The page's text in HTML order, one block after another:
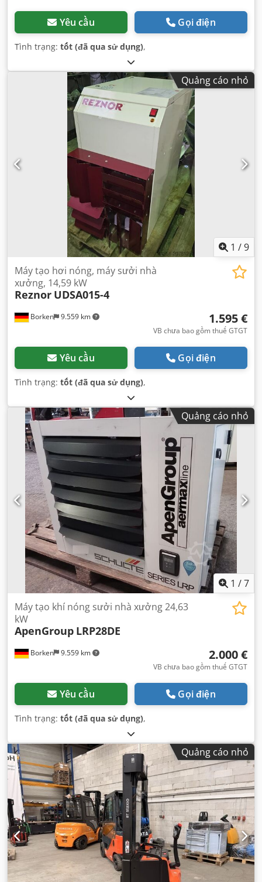
Yêu cầu Gọi điện
Tình trạng: tốt (đã qua sử dụng),
Quảng cáo nhỏ
1 /9
Borken 9.559 km
Máy tạo hơi nóng, máy sưởi nhà
xưởng, 14,59 kW
Reznor UDSA015-4
1.595 €
VB chưa bao gồm thuế GTGT
Yêu cầu Gọi điện
Tình trạng: tốt (đã qua sử dụng),
Quảng cáo nhỏ
1 /7
Borken 9.559 km
Máy tạo khí nóng sưởi nhà xưởng 24,63
kW
ApenGroup LRP28DE
2.000 €
VB chưa bao gồm thuế GTGT
Yêu cầu Gọi điện
Tình trạng: tốt (đã qua sử dụng),
Quảng cáo nhỏ